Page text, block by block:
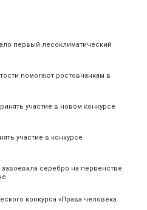
первый лесоклиматический
помогают ростовчанкам в
участие в новом конкурсе
участие в конкурсе
серебро на первенстве
конкурса «Права человека